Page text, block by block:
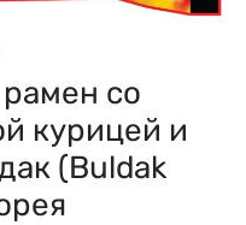
со
курицей и
(Buldak